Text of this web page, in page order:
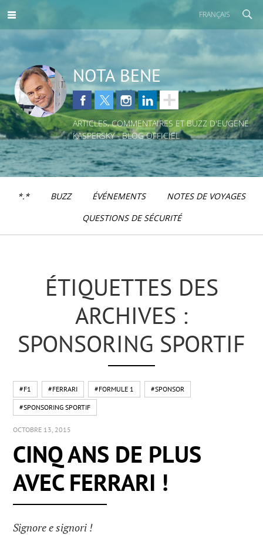
FRANÇAIS
NOTA BENE
ARTICLES, COMMENTAIRES ET BUZZ D'EUGENE
KASPERSKY - BLOG OFFICIEL
*.* BUZZ ÉVÉNEMENTS
NOTES DE VOYAGES
QUESTIONS DE SÉCURITÉ
ÉTIQUETTES DES
ARCHIVES :
SPONSORING SPORTIF
#F1 #FERRARI #FORMULE 1 #SPONSOR
#SPONSORING SPORTIF
OCTOBRE 13, 2015
CINQ ANS DE PLUS
AVEC FERRARI !
Signore e signori !